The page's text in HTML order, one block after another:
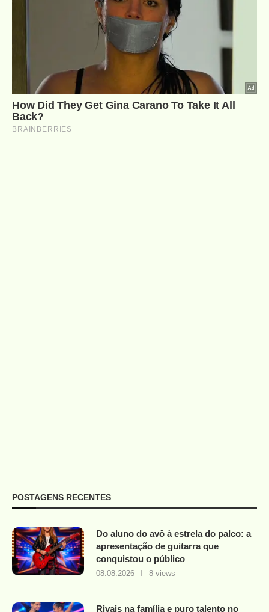
POSTAGENS RECENTES
Do aluno do avô à estrela do palco: a
apresentação de guitarra que
conquistou o público
08.08.2026 8 views
Rivais na família e puro talento no